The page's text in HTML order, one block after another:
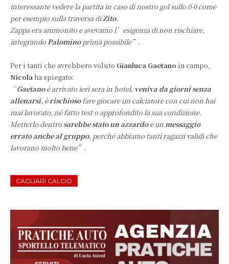
interessante vedere la partita in caso di nostro gol sullo 0-0 come
per esempio sulla traversa diZito.
Zappa era ammonito e avevamo l’esigenza di non rischiare,
integrandoPalominoprima possibile”.
Per i tanti che avrebbero voluto Gianluca Gaetano in campo,
Nicola ha spiegato:
“Gaetanoè arrivato ieri sera in hotel, veniva da giorni senza
allenarsi, èrischiosofare giocare un calciatore con cui non hai
mai lavorato, né fatto test o approfondito la sua condizione.
Metterlo dentrosarebbe stato un azzardoe unmessaggio
errato anche al gruppo, perché abbiamo tanti ragazzi validi che
lavorano molto bene”.
CAGLIARI CALCIO